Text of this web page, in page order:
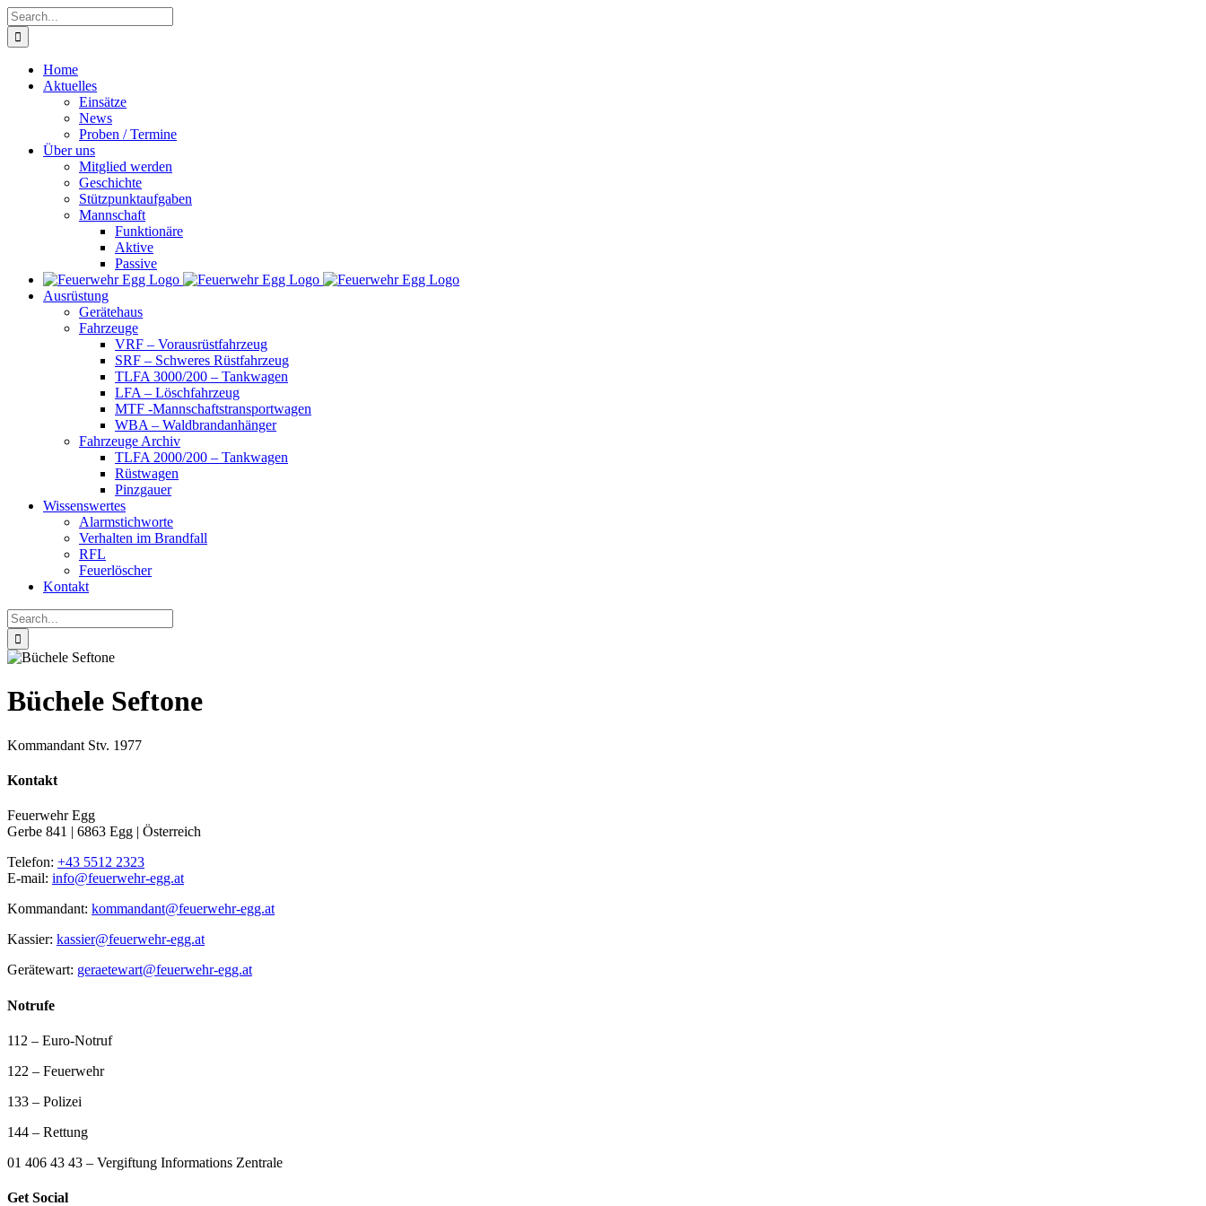
Skip
to
content
Search
for:
Home
Aktuelles
Einsätze
News
Proben / Termine
Über uns
Mitglied werden
Geschichte
Stützpunktaufgaben
Mannschaft
Funktionäre
Aktive
Passive
Ausrüstung
Gerätehaus
Fahrzeuge
VRF – Vorausrüstfahrzeug
SRF – Schweres Rüstfahrzeug
TLFA 3000/200 – Tankwagen
LFA – Löschfahrzeug
MTF -Mannschaftstransportwagen
WBA – Waldbrandanhänger
Fahrzeuge Archiv
TLFA 2000/200 – Tankwagen
Rüstwagen
Pinzgauer
Wissenswertes
Alarmstichworte
Verhalten im Brandfall
RFL
Feuerlöscher
Kontakt
Search
for:
Büchele Seftone
Kommandant Stv. 1977
Kontakt
Feuerwehr Egg
Gerbe 841 | 6863 Egg | Österreich
Telefon: +43 5512 2323
E-mail: info@feuerwehr-egg.at
Kommandant: kommandant@feuerwehr-egg.at
Kassier: kassier@feuerwehr-egg.at
Gerätewart: geraetewart@feuerwehr-egg.at
Notrufe
112 – Euro-Notruf
122 – Feuerwehr
133 – Polizei
144 – Rettung
01 406 43 43 – Vergiftung Informations Zentrale
Get Social